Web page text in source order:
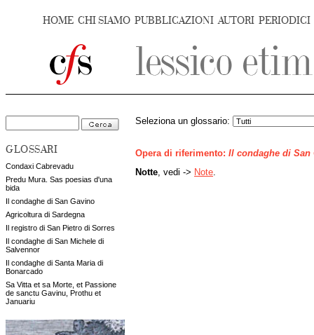
HOME CHI SIAMO PUBBLICAZIONI AUTORI PERIODICI
GLOSSARI
Condaxi Cabrevadu
Predu Mura. Sas poesias d'una
bida
Il condaghe di San Gavino
Agricoltura di Sardegna
Il registro di San Pietro di Sorres
Il condaghe di San Michele di
Salvennor
Il condaghe di Santa Maria di
Bonarcado
Sa Vitta et sa Morte, et Passione
de sanctu Gavinu, Prothu et
Januariu
Seleziona un glossario:
Opera di riferimento: Il condaghe di San
Notte , vedi -> Note